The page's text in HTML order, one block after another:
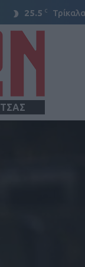
25.5 C Τρίκαλα